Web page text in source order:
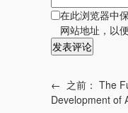
在此浏览器中
网站地址，以
← 之前： The
Development of